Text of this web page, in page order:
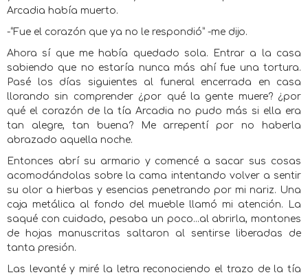
Arcadia había muerto.
-“Fue el corazón que ya no le respondió” -me dijo.
Ahora sí que me había quedado sola. Entrar a la casa
sabiendo que no estaría nunca más ahí fue una tortura.
Pasé los días siguientes al funeral encerrada en casa
llorando sin comprender ¿por qué la gente muere? ¿por
qué el corazón de la tía Arcadia no pudo más si ella era
tan alegre, tan buena? Me arrepentí por no haberla
abrazado aquella noche.
Entonces abrí su armario y comencé a sacar sus cosas
acomodándolas sobre la cama intentando volver a sentir
su olor a hierbas y esencias penetrando por mi nariz. Una
caja metálica al fondo del mueble llamó mi atención. La
saqué con cuidado, pesaba un poco...al abrirla, montones
de hojas manuscritas saltaron al sentirse liberadas de
tanta presión.
Las levanté y miré la letra reconociendo el trazo de la tía